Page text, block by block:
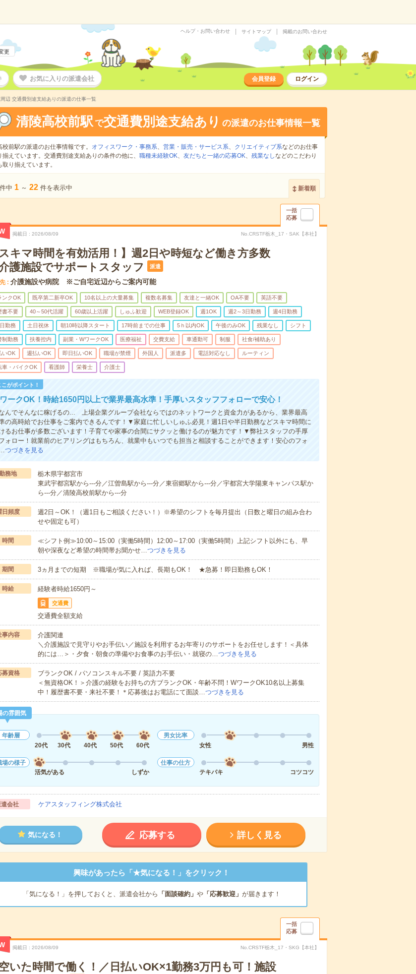
更
ヘルプ・お問い合わせ サイトマップ 掲載のお問い合わせ
お気に入りの派遣会社 会員登録 ログイン
辺 交通費別途支給ありの派遣の仕事一覧
清陵高校前駅 で交通費別途支給あり の派遣のお仕事情報一覧
校前駅の派遣のお仕事情報です。 オフィスワーク・事務系、 営業・販売・サービス系、 クリエイティブ系などのお仕事
揃えています。交通費別途支給ありの条件の他に、 職種未経験OK、 友だちと一緒の応募OK、 残業なしなどのこだわり
取り揃えています。
件中 1 ～ 22 件を表示中 新着順
一括
応募
掲載日 2026/08/09 No.CRSTF栃木_17・SAK【本社】
スキマ時間を有効活用！】週2日や時短など働き方多数
護施設でサポートスタッフ
派遣
介護施設や病院 ※ご自宅近辺からご案内可能
ンクOK 既卒第二新卒OK 10名以上の大量募集 複数名募集 友達と一緒OK OA不要 英語不要
書不要 40～50代活躍 60歳以上活躍 しゅふ歓迎 WEB登録OK 週1OK 週2～3日勤務 週4日勤務
勤務 土日祝休 朝10時以降スタート 17時前までの仕事 5ｈ以内OK 午後のみOK 残業なし シフト
制勤務 扶養控内 副業・WワークOK 医療福祉 交費支給 車通勤可 制服 社食/補助あり
いOK 週払いOK 即日払いOK 職場が禁煙 外国人 派遣多 電話対応なし ルーティン
車・バイクOK 看護師 栄養士 介護士
こがポイント！
ークOK！時給1650円以上で業界最高水準！手厚いスタッフフォローで安心！
んでそんなに稼げるの... 上場企業グループ会社ならではのネットワークと資金力があるから、業界最高
の高時給でお仕事をご案内できるんです！▼家庭に忙しいしゅふ必見！週1日や半日勤務などスキマ時間に
るお仕事が多数ございます！子育てや家事の合間にサクッと働けるのが魅力です！▼弊社スタッフの手厚
ォロー！就業前のヒアリングはもちろん、就業中もいつでも担当と相談することができます！安心のフォ
つづきを見る
務地
栃木県宇都宮市
東武宇都宮駅から---分／江曽島駅から---分／東宿郷駅から---分／宇都宮大学陽東キャンパス駅か
ら---分／清陵高校前駅から---分
日頻度
週2日～OK！（週1日もご相談ください！）※希望のシフトを毎月提出（日数と曜日の組み合わ
せや固定も可）
時間
≪シフト例≫10:00～15:00（実働5時間）12:00～17:00（実働5時間）上記シフト以外にも、早
朝や深夜など希望の時間帯お聞かせ…つづきを見る
期間 3ヵ月までの短期 ※職場が気に入れば、長期もOK！ ★急募！即日勤務もOK！
時給 経験者時給1650円～
交通費
交通費全額支給
事内容
介護関連
＼介護施設で見守りやお手伝い／施設を利用するお年寄りのサポートをお任せします！＜具体
的には…＞・夕食・朝食の準備やお食事のお手伝い・就寝の…つづきを見る
募資格
ブランクOK / パソコンスキル不要 / 英語力不要
＜無資格OK！＞介護の経験をお持ちの方ブランクOK・年齢不問！WワークOK10名以上募集
中！履歴書不要・来社不要！＊応募後はお電話にて面談…つづきを見る
の雰囲気
年齢層
20代
30代 40代 50代 60代
男女比率
女性
男性
場の様子
活気がある
しずか
仕事の仕方
テキパキ
コツコツ
遣会社 ケアスタッフィング株式会社
気になる！ 応募する 詳しく見る
興味があったら「★気になる！」をクリック！
「気になる！」を押しておくと、派遣会社から 「面談確約」 や「応募歓迎」 が届きます！
一括
応募
掲載日 2026/08/09 No.CRSTF栃木_17・SKG【本社】
いた時間で働く！／日払いOK×1勤務3万円も可！施設